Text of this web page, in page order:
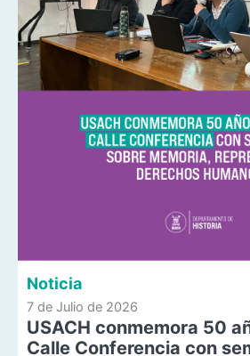
Noticia
7 de Julio de 2026
USACH conmemora 50
Calle Conferencia con